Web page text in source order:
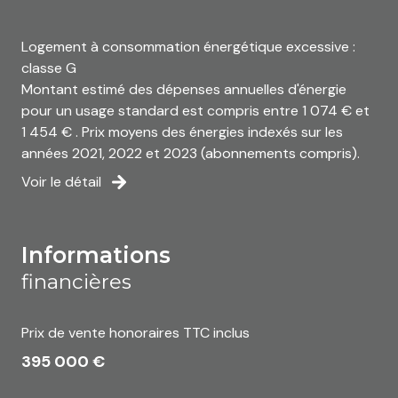
cave
terrasse
visiophone
accès handicapé
Logement à consommation énergétique excessive :
classe G
Montant estimé des dépenses annuelles d'énergie
pour un usage standard est compris entre 1 074 € et
1 454 € . Prix moyens des énergies indexés sur les
années 2021, 2022 et 2023 (abonnements compris).
Voir le détail
informations
financières
Prix de vente honoraires TTC inclus
395 000 €